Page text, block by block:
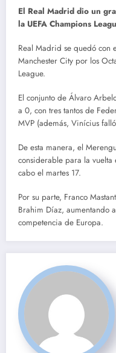
El Real Madrid dio un
la UEFA Champions
Real Madrid se quedó con
Manchester City por los
League.
El conjunto de Álvaro
a 0, con tres tantos de
MVP (además, Vinícius
De esta manera, el
considerable para la vuelta
cabo el martes 17.
Por su parte, Franco
Brahim Díaz, aumentando
competencia de Europa.